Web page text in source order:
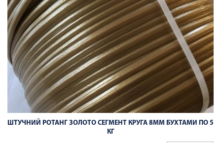
ШТУЧНИЙ РОТАНГ ЗОЛОТО СЕГМЕНТ КРУГА 8ММ БУХТАМИ ПО 5
КГ